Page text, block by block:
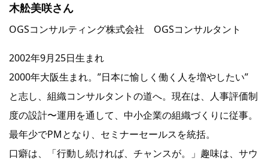
木舩美咲さん
OGSコンサルティング株式会社 OGSコンサルタント
2002年9月25日生まれ
2000年大阪生まれ。”日本に愉しく働く人を増やしたい”
と志し、組織コンサルタントの道へ。現在は、人事評価制
度の設計〜運用を通して、中小企業の組織づくりに従事。
最年少でPMとなり、セミナーセールスを統括。
口癖は、「行動し続ければ、チャンスが。」趣味は、サウ